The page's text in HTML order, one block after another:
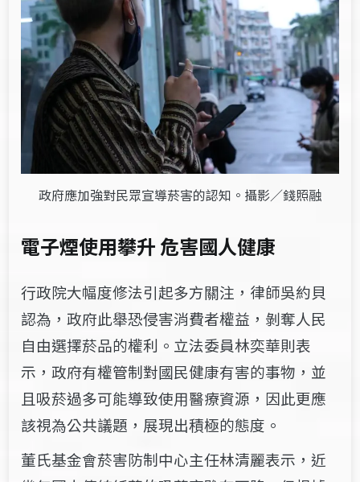
政府應加強對民眾宣導菸害的認知。攝影／錢照融
電子煙使用攀升 危害國人健康
行政院大幅度修法引起多方關注，律師吳約貝
認為，政府此舉恐侵害消費者權益，剝奪人民
自由選擇菸品的權利 。立法委員林奕華則表
示，政府有權管制對國民健康有害的事物，並
且吸菸過多可能導致使用醫療資源，因此更應
該視為公共議題，展現出積極的態度。
董氏基金會菸害防制中心主任林清麗表示，近